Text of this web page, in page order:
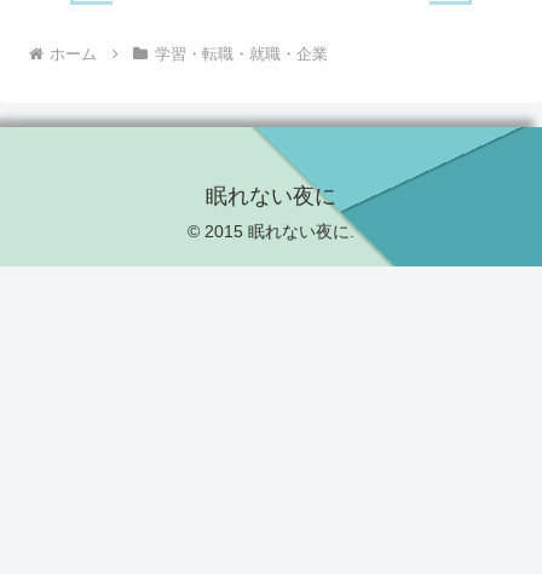
ホーム 学習・転職・就職・企業
眠れない夜に
© 2015 眠れない夜に.